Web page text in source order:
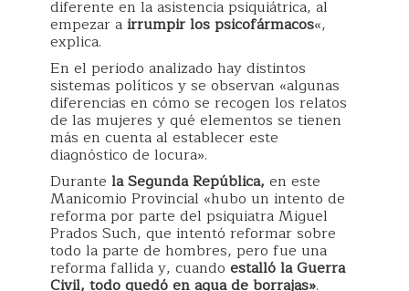
diferente en la asistencia psiquiátrica, al
empezar airrumpir los psicofármacos«,
explica.
En el periodo analizado hay distintos
sistemas políticos y se observan «algunas
diferencias en cómo se recogen los relatos
de las mujeres y qué elementos se tienen
más en cuenta al establecer este
diagnóstico de locura».
Durante la Segunda República, en este
Manicomio Provincial «hubo un intento de
reforma por parte del psiquiatra Miguel
Prados Such, que intentó reformar sobre
todo la parte de hombres, pero fue una
reforma fallida y, cuando estalló la Guerra
Civil, todo quedó en agua deborrajas».